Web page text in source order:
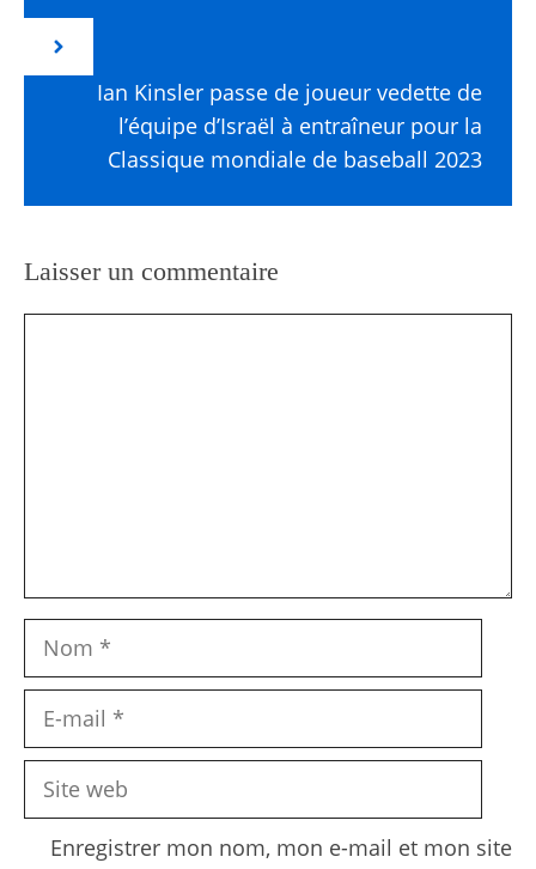
Ian Kinsler passe de joueur vedette de
l’équipe d’Israël à entraîneur pour la
Classique mondiale de baseball 2023
Laisser un commentaire
Nom
Site
Enregistrer mon nom, mon e-mail et mon site